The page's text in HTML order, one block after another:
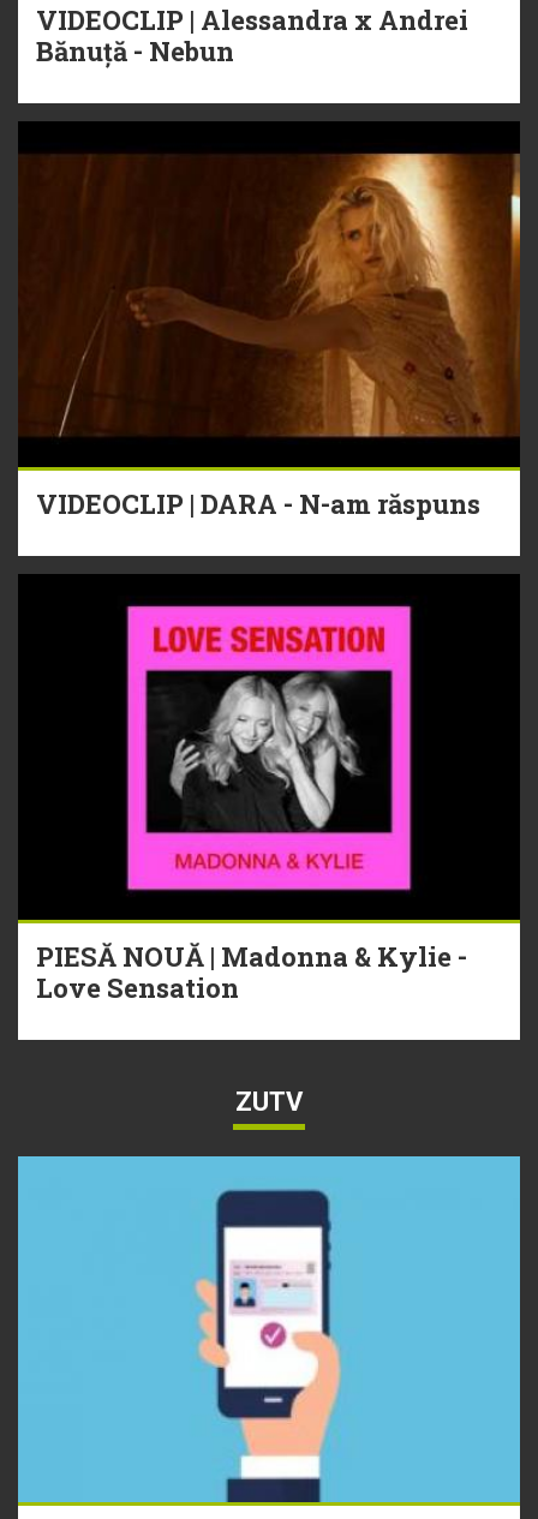
VIDEOCLIP | Alessandra x Andrei
Bănuță - Nebun
VIDEOCLIP | DARA - N-am răspuns
PIESĂ NOUĂ | Madonna & Kylie -
Love Sensation
ZUTV